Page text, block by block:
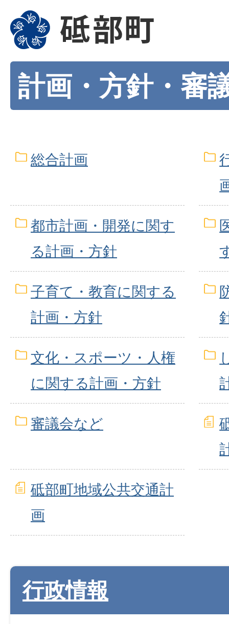
計画・方針・審
総合計画
都市計画・開発に関す
る計画・方針
子育て・教育に関する
計画・方針
文化・スポーツ・人権
に関する計画・方針
審議会など
砥部町地域公共交通計
画
行政情報